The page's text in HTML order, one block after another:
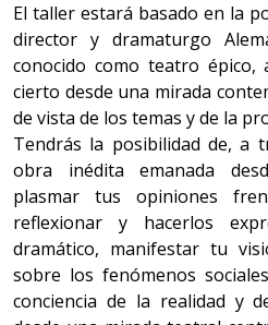
El taller estará basado en la
director y dramaturgo
conocido como teatro épico,
cierto desde una mirada
de vista de los temas y de la
Tendrás la posibilidad de, a
obra inédita emanada
plasmar tus opiniones
reflexionar y hacerlos
dramático, manifestar tu
sobre los fenómenos
conciencia de la realidad y